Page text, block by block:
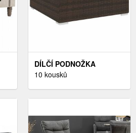
DÍLČÍ PODNOŽKA
MAGDALENA
10 kousků